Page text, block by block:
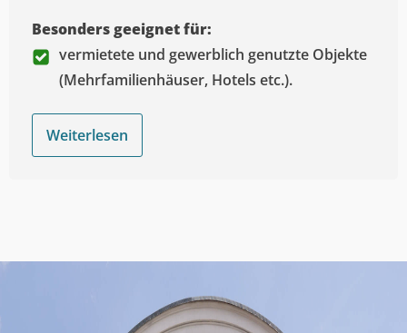
Besonders geeignet für:
vermietete und gewerblich genutzte Objekte
(Mehrfamilienhäuser, Hotels etc.).
Weiterlesen